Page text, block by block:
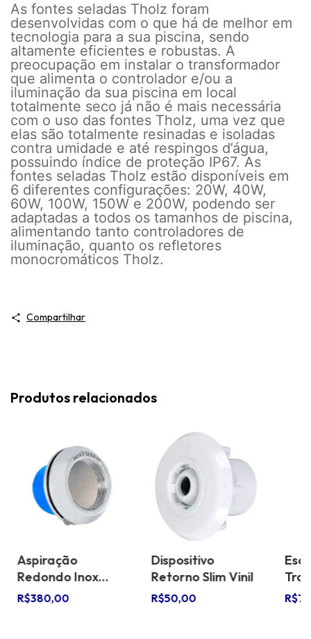
As fontes seladas Tholz foram
desenvolvidas com o que há de melhor em
tecnologia para a sua piscina, sendo
altamente eficientes e robustas. A
preocupação em instalar o transformador
que alimenta o controlador e/ou a
iluminação da sua piscina em local
totalmente seco já não é mais necessária
com o uso das fontes Tholz, uma vez que
elas são totalmente resinadas e isoladas
contra umidade e até respingos d’água,
possuindo índice de proteção IP67. As
fontes seladas Tholz estão disponíveis em
6 diferentes configurações: 20W, 40W,
60W, 100W, 150W e 200W, podendo ser
adaptadas a todos os tamanhos de piscina,
alimentando tanto controladores de
iluminação, quanto os refletores
monocromáticos Tholz.
Compartilhar
Produtos relacionados
Aspiração
Redondo Inox
50mm
R$380,00
Dispositivo
Retorno Slim Vinil
R$50,00